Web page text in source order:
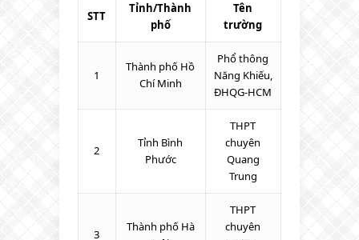
STT
Tỉnh/Thành
phố
Tên
trường
1
Thành phố Hồ
Chí Minh
Phổ thông
Năng Khiếu,
ĐHQG-HCM
2
Tỉnh Bình
Phước
THPT
chuyên
Quang
Trung
3
Thành phố Hà
THPT
chuyên